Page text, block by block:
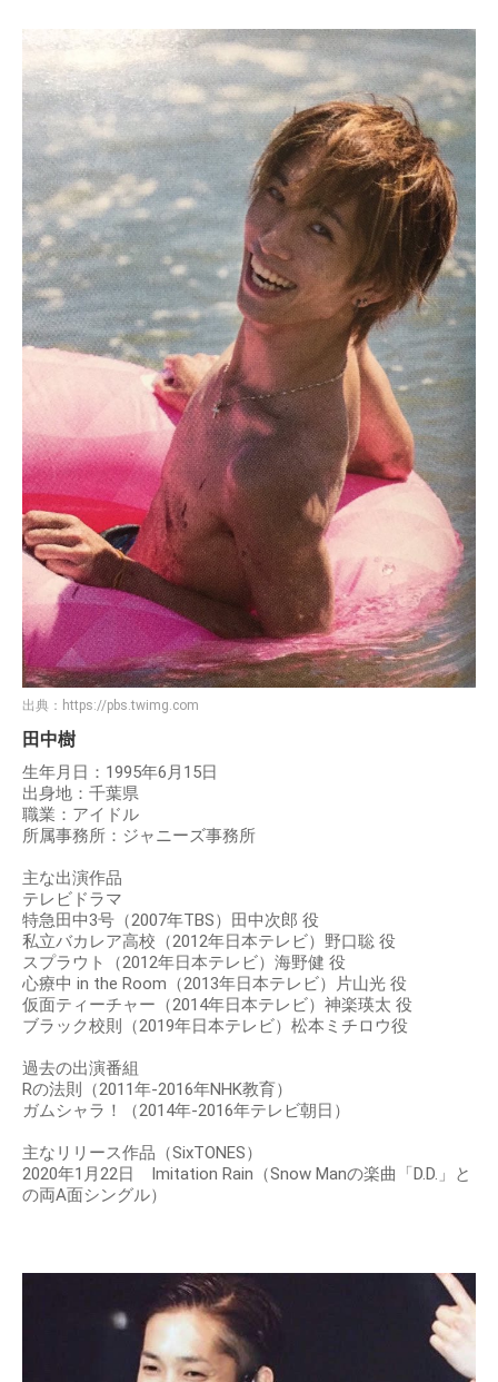
出典： https://pbs.twimg.com
田中樹
生年月日：1995年6月15日
出身地：千葉県
職業：アイドル
所属事務所：ジャニーズ事務所
主な出演作品
テレビドラマ
特急田中3号（2007年TBS）田中次郎 役
私立バカレア高校（2012年日本テレビ）野口聡 役
スプラウト（2012年日本テレビ）海野健 役
心療中 in the Room（2013年日本テレビ）片山光 役
仮面ティーチャー（2014年日本テレビ）神楽瑛太 役
ブラック校則（2019年日本テレビ）松本ミチロウ役
過去の出演番組
Rの法則（2011年-2016年NHK教育）
ガムシャラ！（2014年-2016年テレビ朝日）
主なリリース作品（SixTONES）
2020年1月22日 Imitation Rain（Snow Manの楽曲「D.D.」と
の両A面シングル）